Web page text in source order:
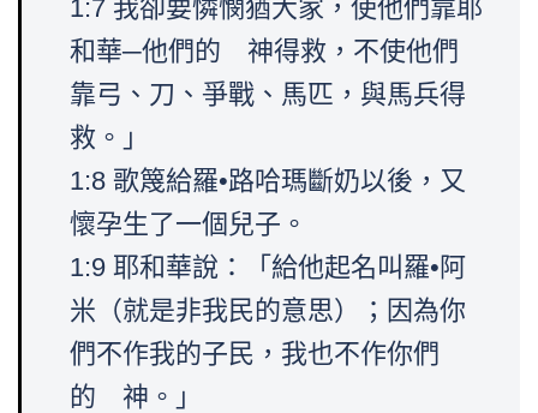
1:7 我卻要憐憫猶大家，使他們靠耶
和華─他們的 神得救，不使他們
靠弓、刀、爭戰、馬匹，與馬兵得
救。」
1:8 歌篾給羅•路哈瑪斷奶以後，又
懷孕生了一個兒子。
1:9 耶和華說：「給他起名叫羅•阿
米（就是非我民的意思）；因為你
們不作我的子民，我也不作你們
的 神。」